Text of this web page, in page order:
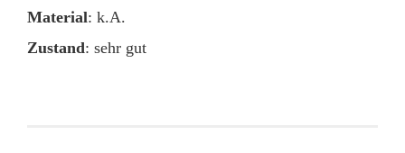
Material: k.A.
Zustand: sehr gut